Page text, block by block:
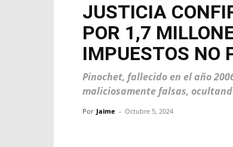
JUSTICIA
POR 1,7
IMPUESTOS NO
Pinochet, fallecido en el año
maliciosamente falsas,
Por Jaime - Octubre 5, 2024